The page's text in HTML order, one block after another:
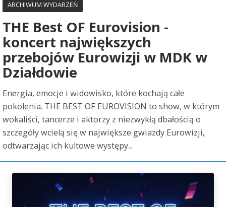
ARCHIWUM WYDARZEŃ
THE Best OF Eurovision -
koncert największych
przebojów Eurowizji w MDK w
Działdowie
Energia, emocje i widowisko, które kochają całe
pokolenia. THE BEST OF EUROVISION to show, w którym
wokaliści, tancerze i aktorzy z niezwykłą dbałością o
szczegóły wcielą się w największe gwiazdy Eurowizji,
odtwarzając ich kultowe występy...